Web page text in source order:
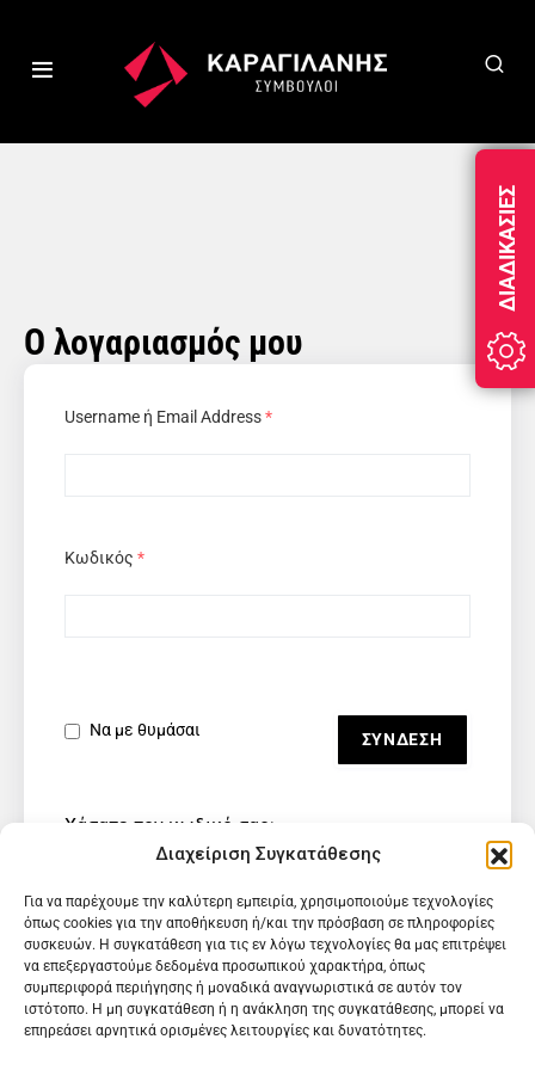
Διαχείριση Συγκατάθεσης
Για να παρέχουμε την καλύτερη εμπειρία, χρησιμοποιούμε τεχνολογίες
όπως cookies για την αποθήκευση ή/και την πρόσβαση σε πληροφορίες
συσκευών. Η συγκατάθεση για τις εν λόγω τεχνολογίες θα μας επιτρέψει
να επεξεργαστούμε δεδομένα προσωπικού χαρακτήρα, όπως
συμπεριφορά περιήγησης ή μοναδικά αναγνωριστικά σε αυτόν τον
ιστότοπο. Η μη συγκατάθεση ή η ανάκληση της συγκατάθεσης, μπορεί να
επηρεάσει αρνητικά ορισμένες λειτουργίες και δυνατότητες.
Ο λογαριασμός μου
Username ή Email Address*
Κωδικός*
Να με θυμάσαι
Χάσατε τον κωδικό σας;
ΔΙΑΔΙΚΑΣΊΕΣ